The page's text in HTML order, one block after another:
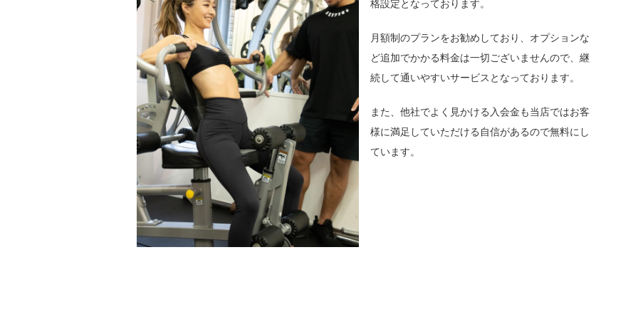
格設定となっております。
月額制のプランをお勧めしており、オプションな
ど追加でかかる料金は一切ございませんので、継
続して通いやすいサービスとなっております。
また、他社でよく見かける入会金も当店ではお客
様に満足していただける自信があるので無料にし
ています。